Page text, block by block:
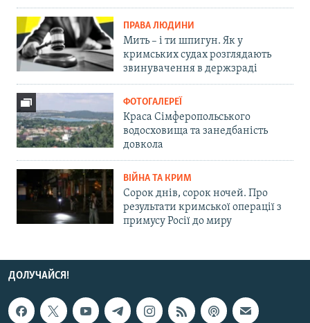
ПРАВА ЛЮДИНИ
Мить – і ти шпигун. Як у
кримських судах розглядають
звинувачення в держзраді
ФОТОГАЛЕРЕЇ
Краса Сімферопольського
водосховища та занедбаність
довкола
ВІЙНА ТА КРИМ
Сорок днів, сорок ночей. Про
результати кримської операції з
примусу Росії до миру
ДОЛУЧАЙСЯ!